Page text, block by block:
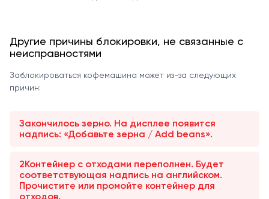
Другие причины блокировки, не связанные с
неисправностями
Заблокироваться кофемашина может из-за следующих
причин:
Закончилось зерно. На дисплее появится
надпись: «Добавьте зерна / Add beans».
2Контейнер с отходами переполнен. Будет
соответствующая надпись на английском.
Прочистите или промойте контейнер для
отходов.